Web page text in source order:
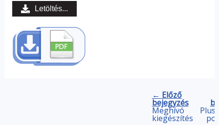
Letöltés...
← Előző
bejegyzés
Meghívó
kiegészítés